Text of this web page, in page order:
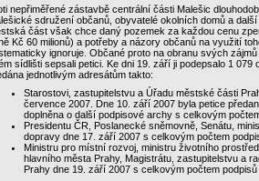
nepřiměřené zástavbě centrální části Malešic
sdružení občanů, obyvatelé okolních domů a
část však chce daný pozemek za každou cenu
Kč 60 milionů) a potřeby a názory občanů na využití
ignoruje. Občané proto na obranu svých
sídlišti sepsali petici. Ke dni 19. září ji podepsalo 1 079
jednotlivým adresátům takto:
Starostovi, zastupitelstvu a Úřadu městské části
července 2007. Dne 10. září 2007 byla petice
doplněna o další podpisové archy s celkovým
Presidentu ČR, Poslanecké sněmovně, Senátu,
dopravy dne 17. září 2007 s celkovým počtem
Ministru pro místní rozvoj, ministru životního
hlavního města Prahy, Magistrátu, zastupitelstvu a
Prahy dne 19. září 2007 s celkovým počtem podpisů